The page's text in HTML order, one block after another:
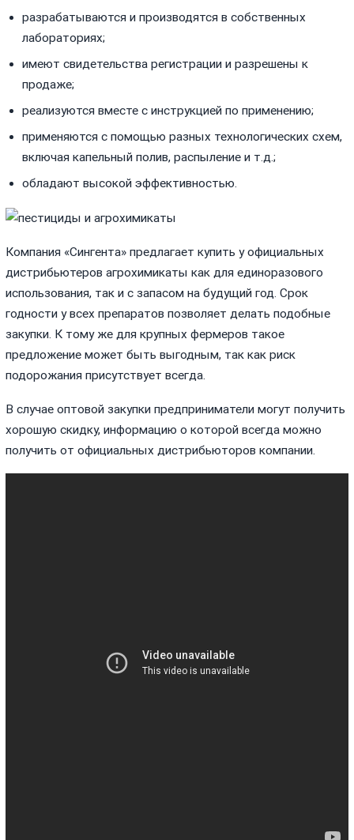
разрабатываются и производятся в собственных
лабораториях;
имеют свидетельства регистрации и разрешены к
продаже;
реализуются вместе с инструкцией по применению;
применяются с помощью разных технологических схем,
включая капельный полив, распыление и т.д.;
обладают высокой эффективностью.
Компания «Сингента» предлагает купить у официальных
дистрибьютеров агрохимикаты как для единоразового
использования, так и с запасом на будущий год. Срок
годности у всех препаратов позволяет делать подобные
закупки. К тому же для крупных фермеров такое
предложение может быть выгодным, так как риск
подорожания присутствует всегда.
В случае оптовой закупки предприниматели могут получить
хорошую скидку, информацию о которой всегда можно
получить от официальных дистрибьюторов компании.